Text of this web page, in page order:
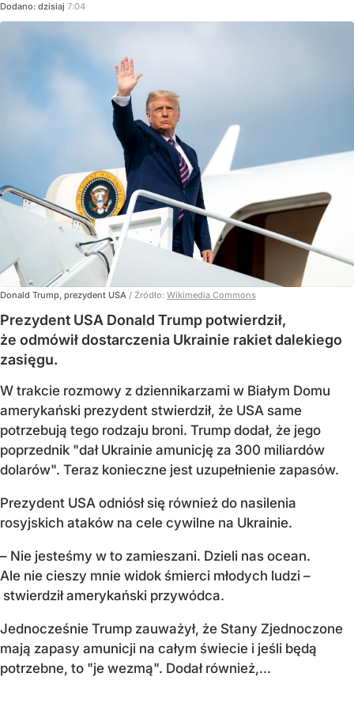
Dodano: dzisiaj 7:04
Donald Trump, prezydent USA / Źródło: Wikimedia Commons
Prezydent USA Donald Trump potwierdził,
że odmówił dostarczenia Ukrainie rakiet dalekiego
zasięgu.
W trakcie rozmowy z dziennikarzami w Białym Domu
amerykański prezydent stwierdził, że USA same
potrzebują tego rodzaju broni. Trump dodał, że jego
poprzednik "dał Ukrainie amunicję za 300 miliardów
dolarów". Teraz konieczne jest uzupełnienie zapasów.
Prezydent USA odniósł się również do nasilenia
rosyjskich ataków na cele cywilne na Ukrainie.
– Nie jesteśmy w to zamieszani. Dzieli nas ocean.
Ale nie cieszy mnie widok śmierci młodych ludzi –
stwierdził amerykański przywódca.
Jednocześnie Trump zauważył, że Stany Zjednoczone
mają zapasy amunicji na całym świecie i jeśli będą
potrzebne, to "je wezmą". Dodał również,...